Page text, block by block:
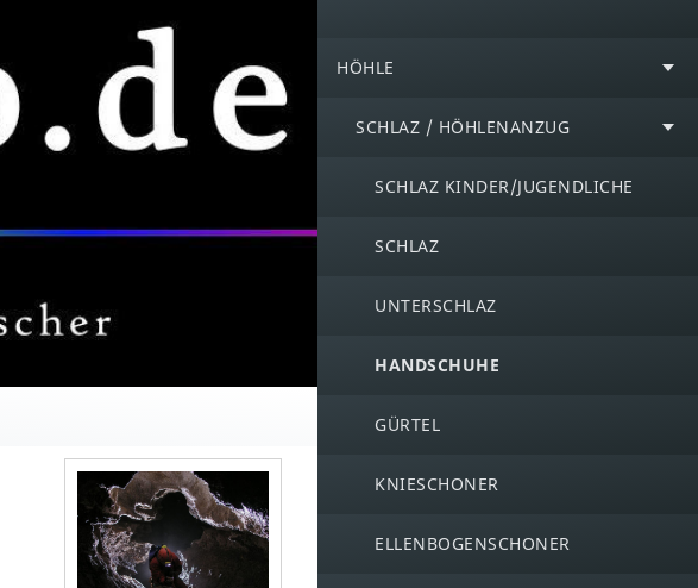
HÖHLE
SCHLAZ / HÖHLENANZUG
SCHLAZ KINDER/JUGENDLICHE
SCHLAZ
UNTERSCHLAZ
HANDSCHUHE
GÜRTEL
KNIESCHONER
ELLENBOGENSCHONER